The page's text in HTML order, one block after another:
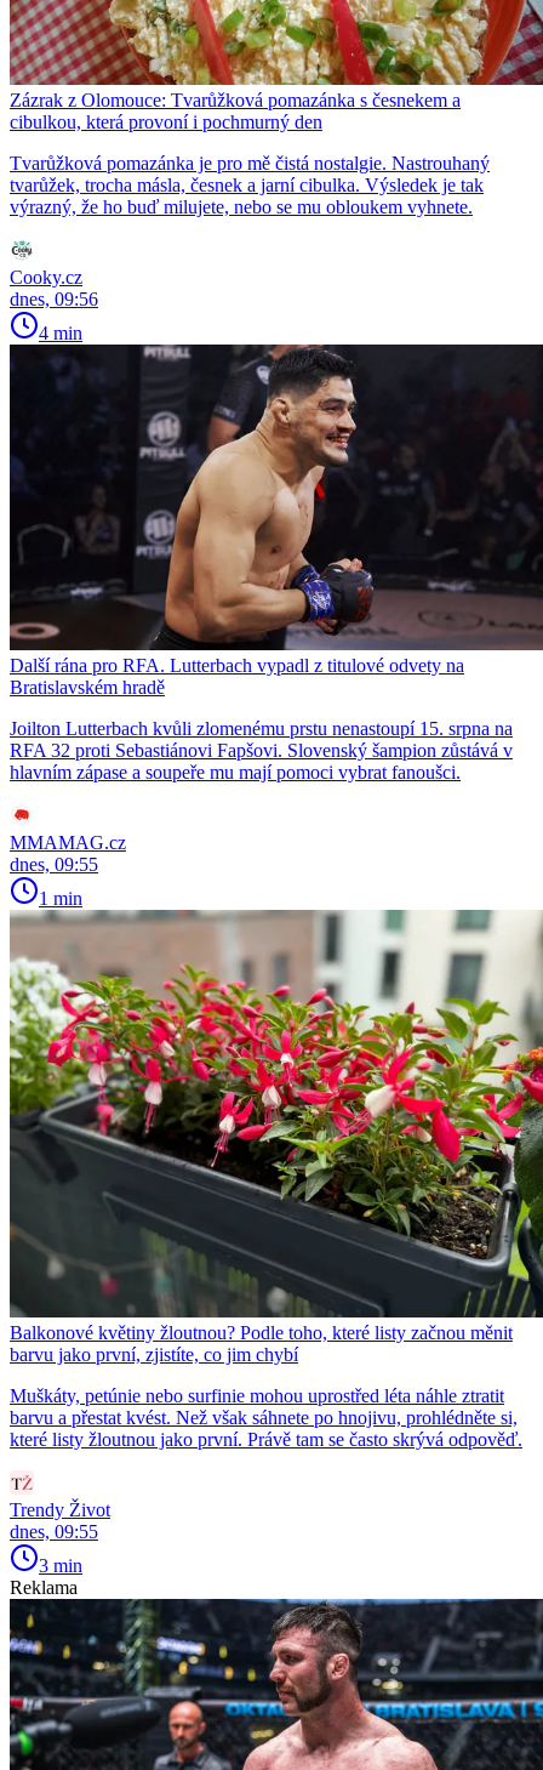
Zázrak z Olomouce: Tvarůžková pomazánka s česnekem a
cibulkou, která provoní i pochmurný den
Tvarůžková pomazánka je pro mě čistá nostalgie. Nastrouhaný
tvarůžek, trocha másla, česnek a jarní cibulka. Výsledek je tak
výrazný, že ho buď milujete, nebo se mu obloukem vyhnete.
Cooky.cz
dnes, 09:56
4 min
Další rána pro RFA. Lutterbach vypadl z titulové odvety na
Bratislavském hradě
Joilton Lutterbach kvůli zlomenému prstu nenastoupí 15. srpna na
RFA 32 proti Sebastiánovi Fapšovi. Slovenský šampion zůstává v
hlavním zápase a soupeře mu mají pomoci vybrat fanoušci.
MMAMAG.cz
dnes, 09:55
1 min
Balkonové květiny žloutnou? Podle toho, které listy začnou měnit
barvu jako první, zjistíte, co jim chybí
Muškáty, petúnie nebo surfinie mohou uprostřed léta náhle ztratit
barvu a přestat kvést. Než však sáhnete po hnojivu, prohlédněte si,
které listy žloutnou jako první. Právě tam se často skrývá odpověď.
Trendy Život
dnes, 09:55
3 min
Reklama